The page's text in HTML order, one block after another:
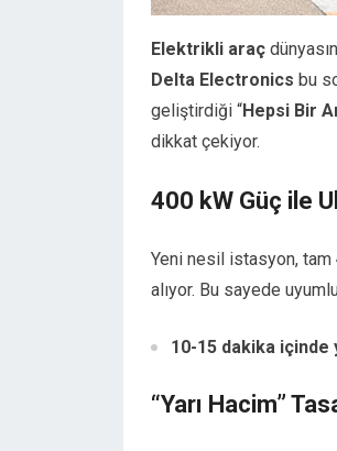
Elektrikli araç
Delta Electronics bu
geliştirdiği “Hepsi Bir
dikkat çekiyor.
400 kW Güç ile
Yeni nesil istasyon, tam
alıyor. Bu sayede
10-15 dakika
“Yarı Hacim”